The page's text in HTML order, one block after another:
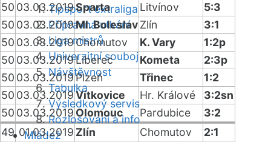
Tipsport extraliga
Přípravná utkání
Liga mistrů
Univerzitní souboj
Návštěvnost
Tabulka
Výsledkový servis
Rozlosování a info
Mládež
50 03.03.2019Sparta Litvínov
5:3
50 03.03.2019Ml. BoleslavZlín
3:1
50 03.03.2019Chomutov K. Vary
1:2p
50 03.03.2019Liberec Kometa
2:3p
50 03.03.2019Plzeň Třinec
1:2
50 03.03.2019Vítkovice Hr. Králové
3:2sn
50 03.03.2019 Olomouc Pardubice
3:2
49 01.03.2019 Zlín Chomutov
2:1